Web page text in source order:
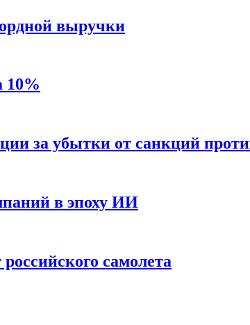
выручки
10%
за убытки от санкций
в эпоху ИИ
самолета